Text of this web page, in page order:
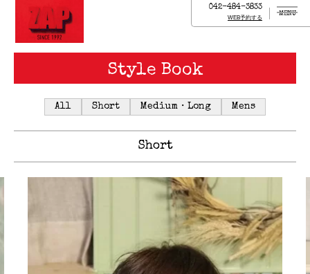
042-484-3833
WEB予約する
MENU
Style Book
All Short Medium・Long Mens
Short